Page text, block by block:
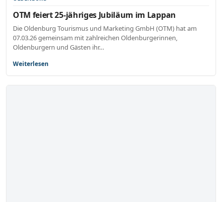
OTM feiert 25-jähriges Jubiläum im Lappan
Die Oldenburg Tourismus und Marketing GmbH (OTM) hat am
07.03.26 gemeinsam mit zahlreichen Oldenburgerinnen,
Oldenburgern und Gästen ihr…
Weiterlesen